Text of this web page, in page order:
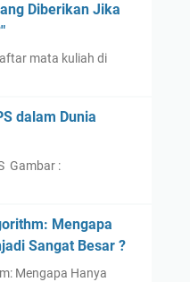
Diberikan Jika
mata kuliah di
dalam Dunia
Gambar :
Mengapa
Sangat Besar ?
Mengapa Hanya